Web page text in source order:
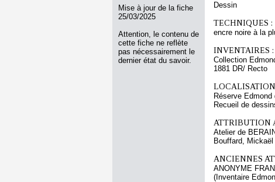
Mise à jour de la fiche
25/03/2025
Attention, le contenu de
cette fiche ne reflète
pas nécessairement le
dernier état du savoir.
Dessin
TECHNIQUES :
encre noire à la
INVENTAIRES :
Collection
1881 DR/ Recto
Réserve Edmond
Recueil de
ATTRIBUTION
Atelier de
Bouffard, Mickaël
ANCIENNES
ANONYME
(Inventaire